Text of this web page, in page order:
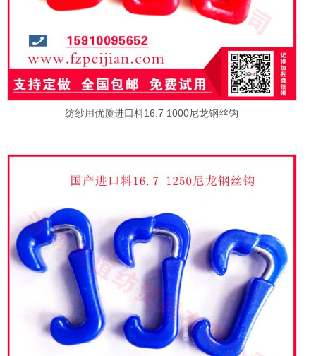
纺纱用优质进口料16.7 1000尼龙钢丝钩